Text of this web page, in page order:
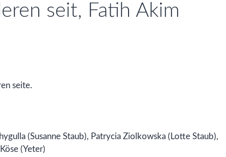
seit, Fatih Akim
seite.
(Susanne Staub), Patrycia Ziolkowska (Lotte Staub),
(Yeter)